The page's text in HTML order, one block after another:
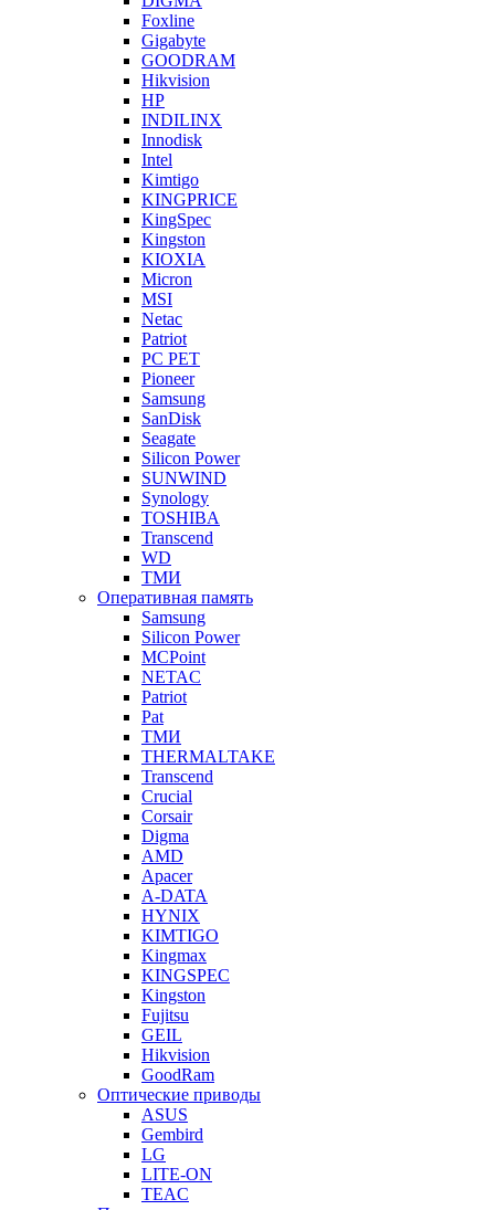
Foxline
Gigabyte
GOODRAM
Hikvision
HP
INDILINX
Innodisk
Intel
Kimtigo
KINGPRICE
KingSpec
Kingston
KIOXIA
Micron
MSI
Netac
Patriot
PC PET
Pioneer
Samsung
SanDisk
Seagate
Silicon Power
SUNWIND
Synology
TOSHIBA
Transcend
WD
ТМИ
Оперативная память
Samsung
Silicon Power
MCPoint
NETAC
Patriot
Pat
ТМИ
THERMALTAKE
Transcend
Crucial
Corsair
Digma
AMD
Apacer
A-DATA
HYNIX
KIMTIGO
Kingmax
KINGSPEC
Kingston
Fujitsu
GEIL
Hikvision
GoodRam
Оптические приводы
ASUS
Gembird
LG
LITE-ON
TEAC